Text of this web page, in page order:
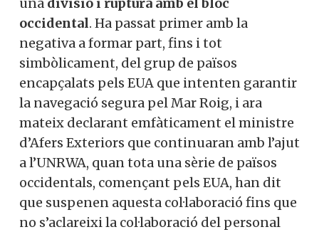
occidental. Ha passat primer amb la
negativa a formar part, fins i tot
simbòlicament, del grup de països
encapçalats pels EUA que intenten garantir
la navegació segura pel Mar Roig, i ara
mateix declarant emfàticament el ministre
d’Afers Exteriors que continuaran amb l’ajut
a l’UNRWA, quan tota una sèrie de països
occidentals, començant pels EUA, han dit
que suspenen aquesta col·laboració fins que
no s’aclareixi la col·laboració del personal